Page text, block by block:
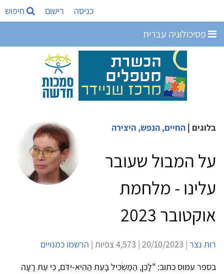
כניסה רישום חיפוש
פסיכולוגיה עברית
בלוגים | החיים, הנפש, היצירה
על המבול שעובר
עלינו - מלחמת
אוקטובר 2023
רות נצר | 20/10/2023 | 4,573 צפיות |
הרשמו כמנויים
בספר עמוס כתוב: "לָכֵן, הַמַּשְׂכִּיל בָּעֵת הַהִיא-יִדֹּם, כִּי עֵת רָעָה